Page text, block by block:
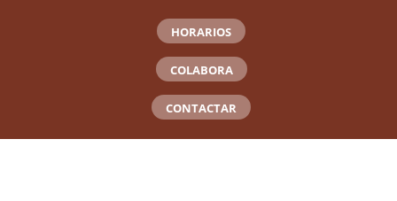
HORARIOS
COLABORA
CONTACTAR